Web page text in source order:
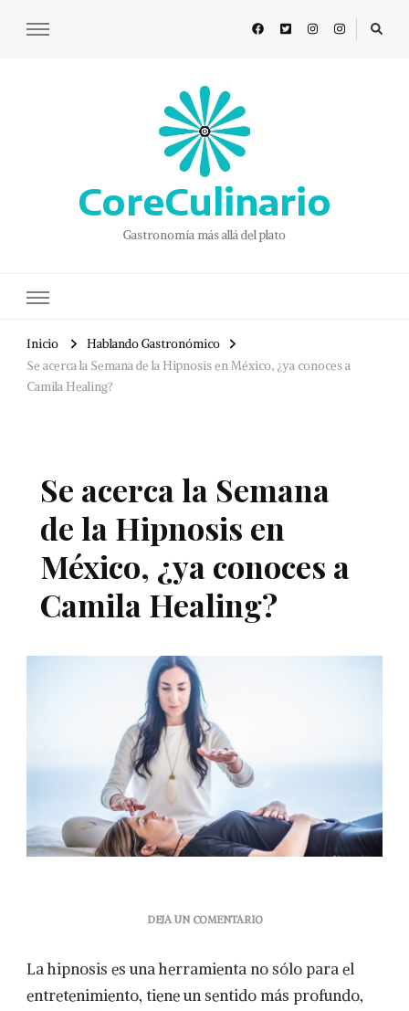
CoreCulinario
Gastronomía más allá del plato
Inicio
Hablando Gastronómico
Se acerca la Semana de la Hipnosis en México, ¿ya conoces a
Camila Healing?
Se acerca la Semana
de la Hipnosis en
México, ¿ya conoces a
Camila Healing?
DEJA UN COMENTARIOEN
LA
SEMANA
La hipnosis es una herramienta no sólo para el
entretenimiento, tiene un sentido más profundo,